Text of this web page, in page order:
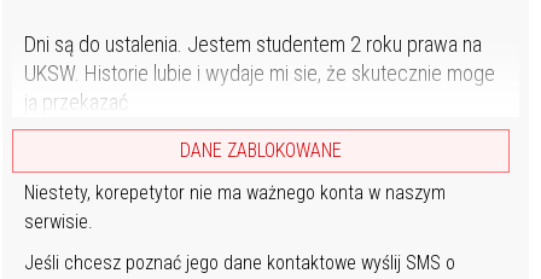
Dni są do ustalenia. Jestem studentem 2 roku prawa na
UKSW. Historie lubie i wydaje mi sie, że skutecznie moge
ją przekazać.
DANE ZABLOKOWANE
Niestety, korepetytor nie ma ważnego konta w naszym
serwisie.
Jeśli chcesz poznać jego dane kontaktowe wyślij SMS o